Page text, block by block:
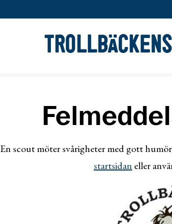
TROLLBÄCKENS
En scout möter svårigheter med gott
startsidan eller